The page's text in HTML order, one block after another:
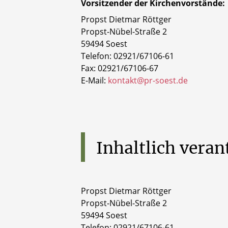
Vorsitzender der Kirchenvorstände:
Propst Dietmar Röttger
Propst-Nübel-Straße 2
59494 Soest
Telefon: 02921/67106-61
Fax: 02921/67106-67
E-Mail: kontakt@pr-soest.de
Inhaltlich
Propst Dietmar Röttger
Propst-Nübel-Straße 2
59494 Soest